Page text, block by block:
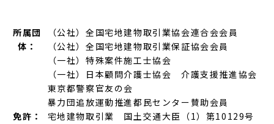
所属団
体：
（公社）全国宅地建物取引業協会連合会会員
（公社）全国宅地建物取引業保証協会会員
（一社）特殊案件施工士協会
（一社）日本顧問介護士協会 介護支援推進協会
東京都警察官友の会
暴力団追放運動推進都民センター賛助会員
免許：
宅地建物取引業 国土交通大臣（1）第10129号